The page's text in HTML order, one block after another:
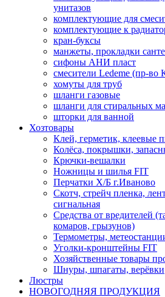
унитазов
комплектующие для
комплектующие к
кран-буксы
манжеты, прокладки
сифоны АНИ пласт
смесители Ledeme (пр-во
хомуты для труб
шланги газовые
шланги для стиральных
шторки для ванной
Хозтовары
Клей, герметик, клеевые
Колёса, покрышки,
Крючки-вешалки
Ножницы и шилья FIT
Перчатки Х/Б г.Иваново
Скотч, стрейч пленка,
сигнальная
Средства от вредителей
комаров, грызунов)
Термометры,
Уголки-кронштейны FIT
Хозяйственные товары
Шнуры, шпагаты, верёвки
Люстры
НОВОГОДНЯЯ ПРОДУКЦИЯ